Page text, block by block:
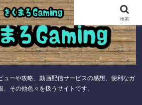
ューや攻略、動画配信サービスの感想、便利なガ
、その他色々を扱うサイトです。
検索